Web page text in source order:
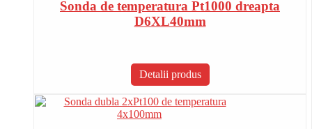
Sonda de temperatura Pt1000 dreapta
D6XL40mm
Detalii produs